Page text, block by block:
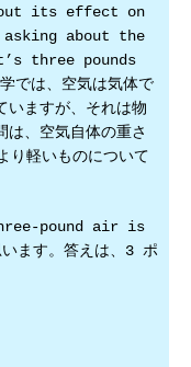
its effect on
about the
three pounds
は、空気は気体で
いますが、それは物
は、空気自体の重さ
り軽いものについて
pound air is
ます。答えは、3 ポ